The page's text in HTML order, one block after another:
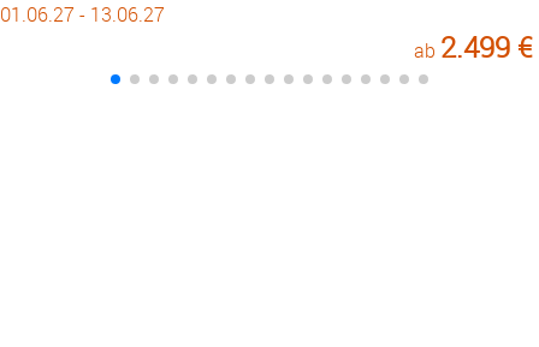
01.06.27 - 13.06.27
ab 2.499 €